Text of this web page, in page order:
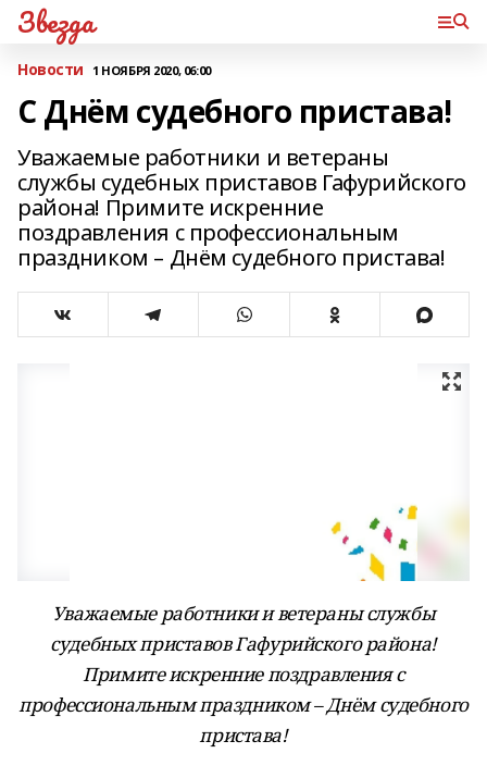
Звезда
Новости 1 НОЯБРЯ 2020, 06:00
С Днём судебного пристава!
Уважаемые работники и ветераны
службы судебных приставов Гафурийского
района! Примите искренние
поздравления с профессиональным
праздником – Днём судебного пристава!
Уважаемые работники и ветераны службы
судебных приставов Гафурийского района!
Примите искренние поздравления с
профессиональным праздником – Днём судебного
пристава!